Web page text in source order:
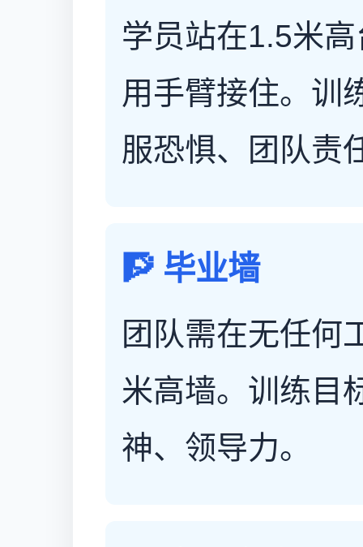
学员站在1.5米
用手臂接住。训
服恐惧、团队责
🧗 毕业墙
团队需在无任何
米高墙。训练目
神、领导力。